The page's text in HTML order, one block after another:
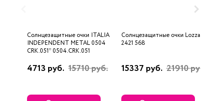
Солнцезащитные очки ITALIA
INDEPENDENT METAL 0504
CRK.051* 0504.CRK.051
4713 руб. 15710 руб.
Солнцезащитные очки Lozza
2421 568
15337 руб. 21910 руб.